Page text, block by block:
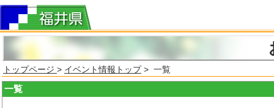
トップページ > イベント情報トップ> 一覧
一覧